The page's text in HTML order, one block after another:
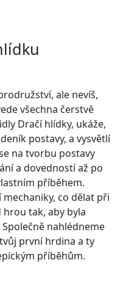
ale nevíš,
všechna čerstvě
Dračí hlídky, ukáže,
postavy, a vysvětlí
na tvorbu postavy
a dovedností až po
příběhem.
co dělat při
tak, aby byla
nahlédneme
první hrdina a ty
příběhům.